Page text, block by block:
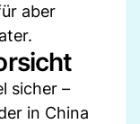
aber
sicher –
in China